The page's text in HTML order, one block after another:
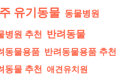
유기동물 동물병원
병원 추천 반려동물
동물용품 반려동물용품 추천
동물 추천 애견유치원